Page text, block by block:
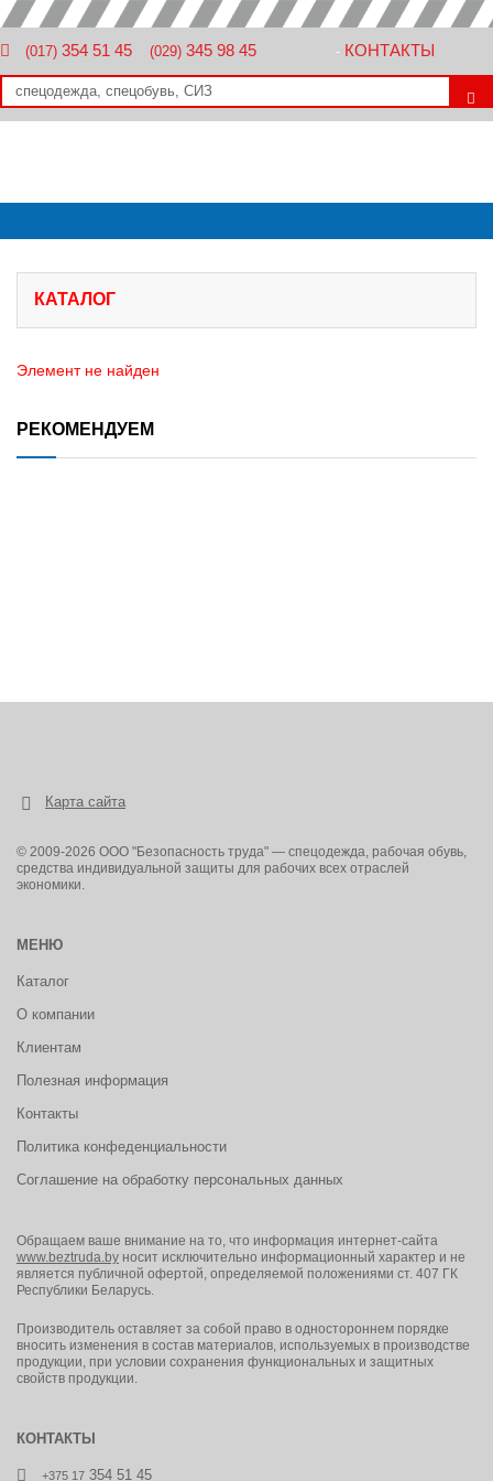
(017) 354 51 45 (029) 345 98 45 - КОНТАКТЫ
КАТАЛОГ
Элемент не найден
РЕКОМЕНДУЕМ
Карта сайта
© 2009-2026 ООО "Безопасность труда" — спецодежда, рабочая обувь,
средства индивидуальной защиты для рабочих всех отраслей
экономики.
МЕНЮ
Каталог
О компании
Клиентам
Полезная информация
Контакты
Политика конфеденциальности
Соглашение на обработку персональных данных
Обращаем ваше внимание на то, что информация интернет-сайта
www.beztruda.by носит исключительно информационный характер и не
является публичной офертой, определяемой положениями ст. 407 ГК
Республики Беларусь.
Производитель оставляет за собой право в одностороннем порядке
вносить изменения в состав материалов, используемых в производстве
продукции, при условии сохранения функциональных и защитных
свойств продукции.
КОНТАКТЫ
+375 17 354 51 45